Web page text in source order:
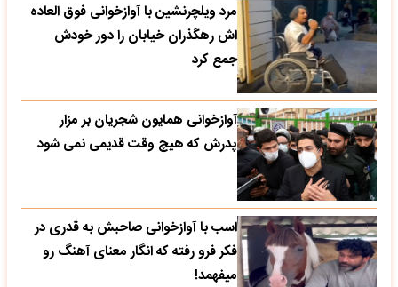
مرد ویلچرنشین با آوازخوانی فوق العاده
اش رهگذران خیابان را دور خودش
جمع کرد
آوازخوانی همایون شجریان بر مزار
پدرش که هیچ وقت قدیمی نمی شود
اسب با آوازخوانی صاحبش به قدری در
فکر فرو رفته که انگار معنای آهنگ رو
میفهمد!